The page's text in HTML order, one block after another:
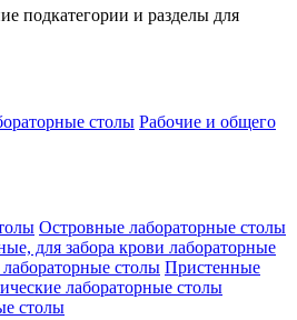
подкатегории и разделы для
столы Рабочие и общего
Островные лабораторные столы
для забора крови лабораторные
столы Пристенные
лабораторные столы
столы